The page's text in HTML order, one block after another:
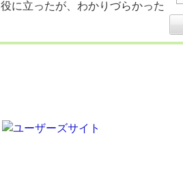
役に立ったが、わかりづらかった